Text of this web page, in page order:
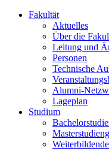
Fakultät
Aktuelles
Über die
Leitung und
Personen
Technische
Alumni-
Lageplan
Studium